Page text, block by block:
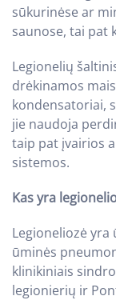
sūkurinėse ar
saunose, tai pat
Legionelių
drėkinamos
kondensatoriai,
jie naudoja
taip pat įvairios
sistemos.
Kas yra
Legioneliozė yra
ūminės
klinikiniais
legionierių ir